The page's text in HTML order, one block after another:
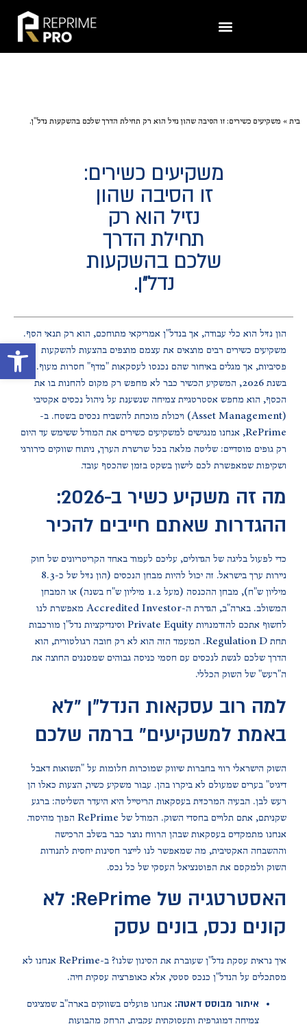
פתח
בית » משקיעים כשירים: זו הסיבה שהון נזיל הוא רק תחילת הדרך שלכם בהשקעות נדל"ן.
משקיעים כשירים:
זו הסיבה שהון
נזיל הוא רק
תחילת הדרך
שלכם בהשקעות
נדל"ן.
הון נזיל הוא כלי עבודה, אך בנדל"ן אמריקאי מתוחכם, הוא רק תנאי הסף.
משקיעים כשירים רבים מוצאים את עצמם מוצפים בהצעות להשקעות
פסיביות, אך מגלים באיחור שהם נכנסו לעסקאות "מדף" חסרות מעוף.
בשנת 2026, המשקיע הכשיר כבר לא מחפש רק מקום להחנות בו את
הכסף, הוא מחפש אסטרטגיית צמיחה שנשענת על ניהול נכסים אקטיבי
(Asset Management) ויכולת מוכחת להשביח נכסים בשטח. ב-
RePrime, אנחנו מנגישים למשקיעים כשירים את המודל ששימש עד היום
רק גופים מוסדיים: שליטה מלאה בכל שרשרת הערך, ניתוח שווקים כירורגי
ושקיפות שמאפשרת לכם לישון בשקט בזמן שהכסף עובד.
מה זה משקיע כשיר ב-2026:
ההגדרות שאתם חייבים להכיר
כדי לפעול בליגה של הגדולים, עליכם לעמוד באחד הקריטריונים של חוק
ניירות ערך בישראל. זה יכול להיות מבחן הנכסים (הון נזיל של כ-8.3
מיליון ש"ח), מבחן ההכנסה (מעל 1.2 מיליון ש"ח בשנה) או המבחן
המשולב. בארה"ב, הגדרת ה-Accredited Investor מאפשרת לנו
לחשוף אתכם להזדמנויות Private Equity וסינדיקציות נדל"ן מורכבות
תחת Regulation D. המעמד הזה הוא לא רק חובה רגולטורית, הוא
הדרך שלכם לגשת לנכסים עם חסמי כניסה גבוהים שמסננים החוצה את
ה"רעש" של השוק הכללי.
למה רוב עסקאות הנדל״ן "לא
באמת למשקיעים" ברמה שלכם
השוק הישראלי רווי בחברות שיווק שמוכרות חלומות על "תשואות דאבל
דיגיט" בערים שמעולם לא ביקרו בהן. עבור משקיע כשיר, הצעות כאלו הן
רעש לבן. הבעיה המרכזית בעסקאות הריטייל היא היעדר השליטה: ברגע
שקניתם, אתם תלויים בחסדי השוק. המודל של RePrime הפוך מהיסוד.
אנחנו מתמקדים בעסקאות שבהן הרווח נוצר כבר בשלב הרכישה
וההשבחה האקטיבית, מה שמאפשר לנו לייצר חסינות יחסית לתנודות
השוק ולמקסם את הפוטנציאל העסקי של כל נכס.
האסטרטגיה של RePrime: לא
קונים נכס, בונים עסק
איך נראית עסקת נדל"ן שעוברת את הסינון שלנו? ב-RePrime אנחנו לא
מסתכלים על הנדל"ן כנכס סטטי, אלא כאופרציה עסקית חיה.
איתור מבוסס דאטה: אנחנו פועלים בשווקים בארה"ב שמציגים
צמיחה דמוגרפית ותעסוקתית עקבית, הרחק מהבועות